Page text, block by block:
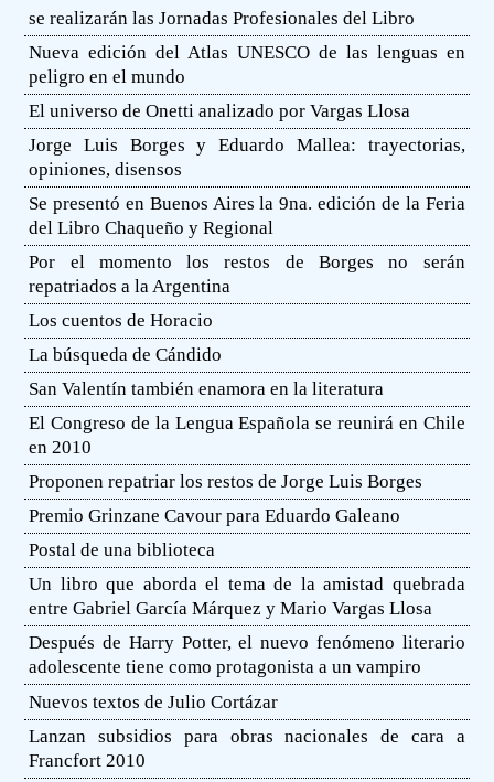
se realizarán las Jornadas Profesionales del Libro
Nueva edición del Atlas UNESCO de las lenguas en
peligro en el mundo
El universo de Onetti analizado por Vargas Llosa
Jorge Luis Borges y Eduardo Mallea: trayectorias,
opiniones, disensos
Se presentó en Buenos Aires la 9na. edición de la Feria
del Libro Chaqueño y Regional
Por el momento los restos de Borges no serán
repatriados a la Argentina
Los cuentos de Horacio
La búsqueda de Cándido
San Valentín también enamora en la literatura
El Congreso de la Lengua Española se reunirá en Chile
en 2010
Proponen repatriar los restos de Jorge Luis Borges
Premio Grinzane Cavour para Eduardo Galeano
Postal de una biblioteca
Un libro que aborda el tema de la amistad quebrada
entre Gabriel García Márquez y Mario Vargas Llosa
Después de Harry Potter, el nuevo fenómeno literario
adolescente tiene como protagonista a un vampiro
Nuevos textos de Julio Cortázar
Lanzan subsidios para obras nacionales de cara a
Francfort 2010